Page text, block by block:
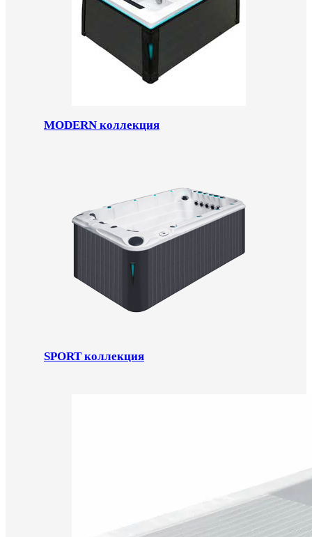
MODERN коллекция
SPORT коллекция